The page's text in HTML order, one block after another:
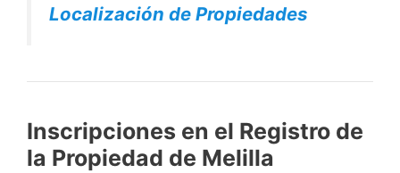
Localización de Propiedades
Inscripciones en el Registro de
la Propiedad de Melilla